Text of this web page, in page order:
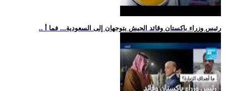
.. رئيس وزراء باكستان وقائد الجيش يتوجهان إلى السعودية... فما أ